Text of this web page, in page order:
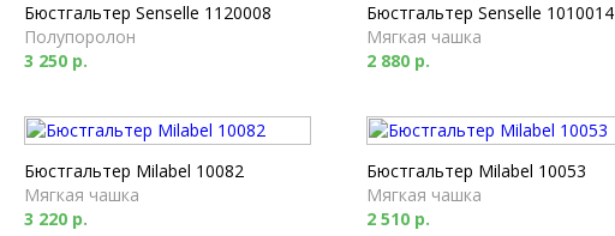
Бюстгальтер Senselle 1120008
Полупоролон
3 250 р.
Бюстгальтер Senselle 1010014
Мягкая чашка
2 880 р.
Бюстгальтер Milabel 10082
Мягкая чашка
3 220 р.
Бюстгальтер Milabel 10053
Мягкая чашка
2 510 р.